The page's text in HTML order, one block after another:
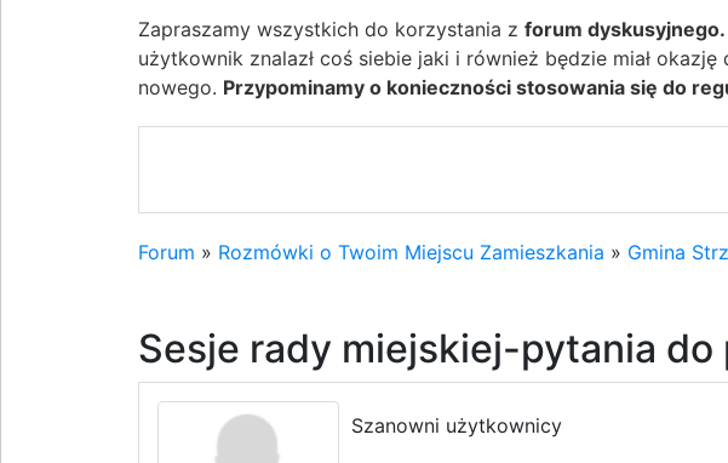
Zapraszamy wszystkich do korzystania z forum dyskusyjnego.
użytkownik znalazł coś siebie jaki i również będzie miał
nowego. Przypominamy o konieczności stosowania się do
Forum » Rozmówki o Twoim Miejscu Zamieszkania » Gmina
Sesje rady miejskiej-pytania do
Szanowni użytkownicy